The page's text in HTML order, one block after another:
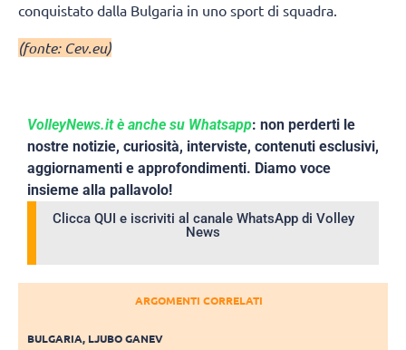
conquistato dalla Bulgaria in uno sport di squadra.
(fonte: Cev.eu)
VolleyNews.it è anche su Whatsapp: non perderti le
nostre notizie, curiosità, interviste, contenuti esclusivi,
aggiornamenti e approfondimenti. Diamo voce
insieme alla pallavolo!
Clicca QUI e iscriviti al canale WhatsApp di Volley
News
ARGOMENTI CORRELATI
BULGARIA, LJUBO GANEV